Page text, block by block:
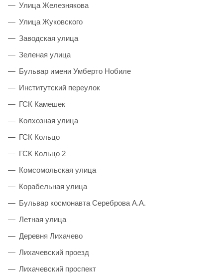
Улица Железнякова
Улица Жуковского
Заводская улица
Зеленая улица
Бульвар имени Умберто Нобиле
Институтский переулок
ГСК Камешек
Колхозная улица
ГСК Кольцо
ГСК Кольцо 2
Комсомольская улица
Корабельная улица
Бульвар космонавта Сереброва А.А.
Летная улица
Деревня Лихачево
Лихачевский проезд
Лихачевский проспект